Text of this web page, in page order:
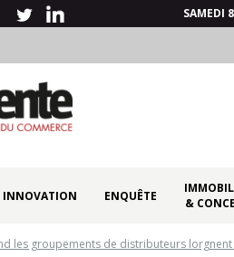
SAMEDI
INNOVATION ENQUÊTE
&
les groupements de distributeurs